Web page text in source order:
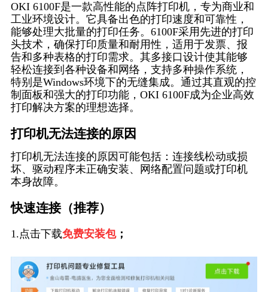
OKI 6100F是一款高性能的点阵打印机，专为商业和
工业环境设计。它具备出色的打印速度和可靠性，
能够处理大批量的打印任务。6100F采用先进的打印
头技术，确保打印质量和耐用性，适用于发票、报
告和多种表格的打印需求。其多接口设计使其能够
轻松连接到各种设备和网络，支持多种操作系统，
特别是Windows环境下的无缝集成。通过其直观的控
制面板和强大的打印功能，OKI 6100F成为企业高效
打印解决方案的理想选择。
打印机无法连接的原因
打印机无法连接的原因可能包括：连接线松动或损
坏、驱动程序未正确安装、网络配置问题或打印机
本身故障。
快速连接（推荐）
1.点击下载免费安装包；